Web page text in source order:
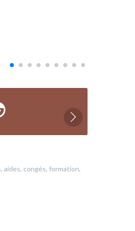
aides, congés, formation,